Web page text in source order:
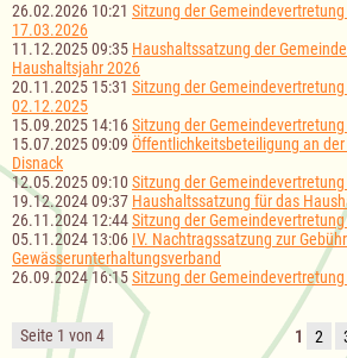
26.02.2026 10:21 Sitzung der Gemeindevertretung
17.03.2026
11.12.2025 09:35 Haushaltssatzung der
Haushaltsjahr 2026
20.11.2025 15:31 Sitzung der Gemeindevertretung
02.12.2025
15.09.2025 14:16Sitzung der
15.07.2025 09:09 Öffentlichkeitsbeteiligung an
Disnack
12.05.2025 09:10 Sitzung der
19.12.2024 09:37 Haushaltssatzung für das
26.11.2024 12:44Sitzung der
05.11.2024 13:06 IV. Nachtragssatzung zur
Gewässerunterhaltungsverband
26.09.2024 16:15Sitzung der
Seite 1 von 4 1 2